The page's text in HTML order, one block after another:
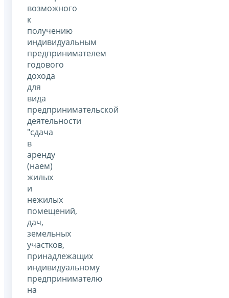
возможного
к
получению
индивидуальным
предпринимателем
годового
дохода
для
вида
предпринимательской
деятельности
"сдача
в
аренду
(наем)
жилых
и
нежилых
помещений,
дач,
земельных
участков,
принадлежащих
индивидуальному
предпринимателю
на